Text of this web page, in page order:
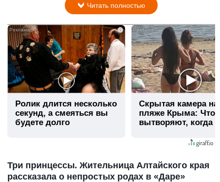
Читать полностью
i
Ролик длится несколько
секунд, а смеяться вы
будете долго
Скрытая камера на
пляже Крыма: Что
вытворяют, когда
Три принцессы. Жительница Алтайского края
рассказала о непростых родах в «Даре»